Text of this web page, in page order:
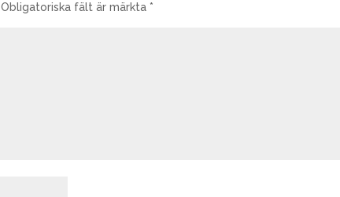
Obligatoriska fält är märkta *